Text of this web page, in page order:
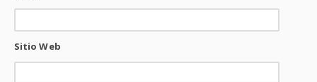
Sitio Web